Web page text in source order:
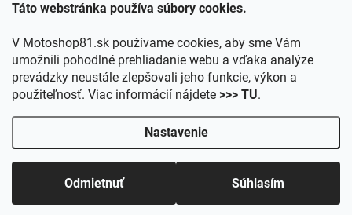
Táto webstránka používa súbory cookies.
V Motoshop81.sk používame cookies, aby sme Vám
umožnili pohodlné prehliadanie webu a vďaka analýze
prevádzky neustále zlepšovali jeho funkcie, výkon a
použiteľnosť. Viac informácií nájdete >>> TU.
Nastavenie
Odmietnuť Súhlasím
Doprava a platba
Blog
Obľúbené kategórie
Vytvoril Shoptet
Copyright 2026Motoshop81.sk. Všetky práva vyhradené.Upraviť